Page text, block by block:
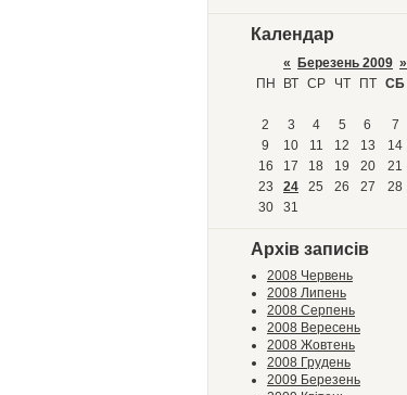
Календар
« Березень 2009 »
ПН
ВТ СР ЧТ ПТ СБ
2
3 4 5 6 7
9
10 11 12 13 14
16
17 18 19 20 21
23
24 25 26 27 28
30
31
Архів записів
2008 Червень
2008 Липень
2008 Серпень
2008 Вересень
2008 Жовтень
2008 Грудень
2009 Березень